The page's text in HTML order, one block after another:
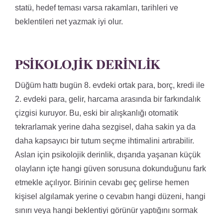
statü, hedef teması varsa rakamları, tarihleri ve
beklentileri net yazmak iyi olur.
PSIKOLOJIK DERINLIK
Düğüm hattı bugün 8. evdeki ortak para, borç, kredi ile
2. evdeki para, gelir, harcama arasında bir farkındalık
çizgisi kuruyor. Bu, eski bir alışkanlığı otomatik
tekrarlamak yerine daha sezgisel, daha sakin ya da
daha kapsayıcı bir tutum seçme ihtimalini artırabilir.
Aslan için psikolojik derinlik, dışarıda yaşanan küçük
olayların içte hangi güven sorusuna dokunduğunu fark
etmekle açılıyor. Birinin cevabı geç gelirse hemen
kişisel algılamak yerine o cevabın hangi düzeni, hangi
sınırı veya hangi beklentiyi görünür yaptığını sormak